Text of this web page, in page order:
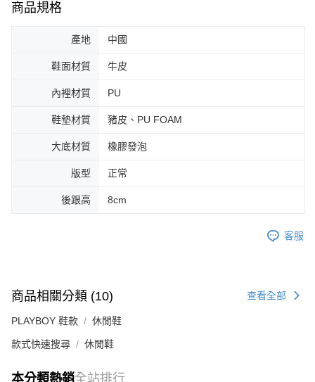
商品規格
產地 中國
鞋面材質 牛皮
內裡材質 PU
鞋墊材質 豬皮、PU FOAM
大底材質 橡膠發泡
版型 正常
後跟高 8cm
客服
商品相關分類 (10) 查看全部
PLAYBOY 鞋款 休閒鞋
款式快速搜尋 休閒鞋
本分類熱銷全站排行